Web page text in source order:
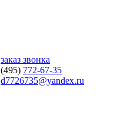
заказ звонка
(495) 772-67-35
d7726735@yandex.ru